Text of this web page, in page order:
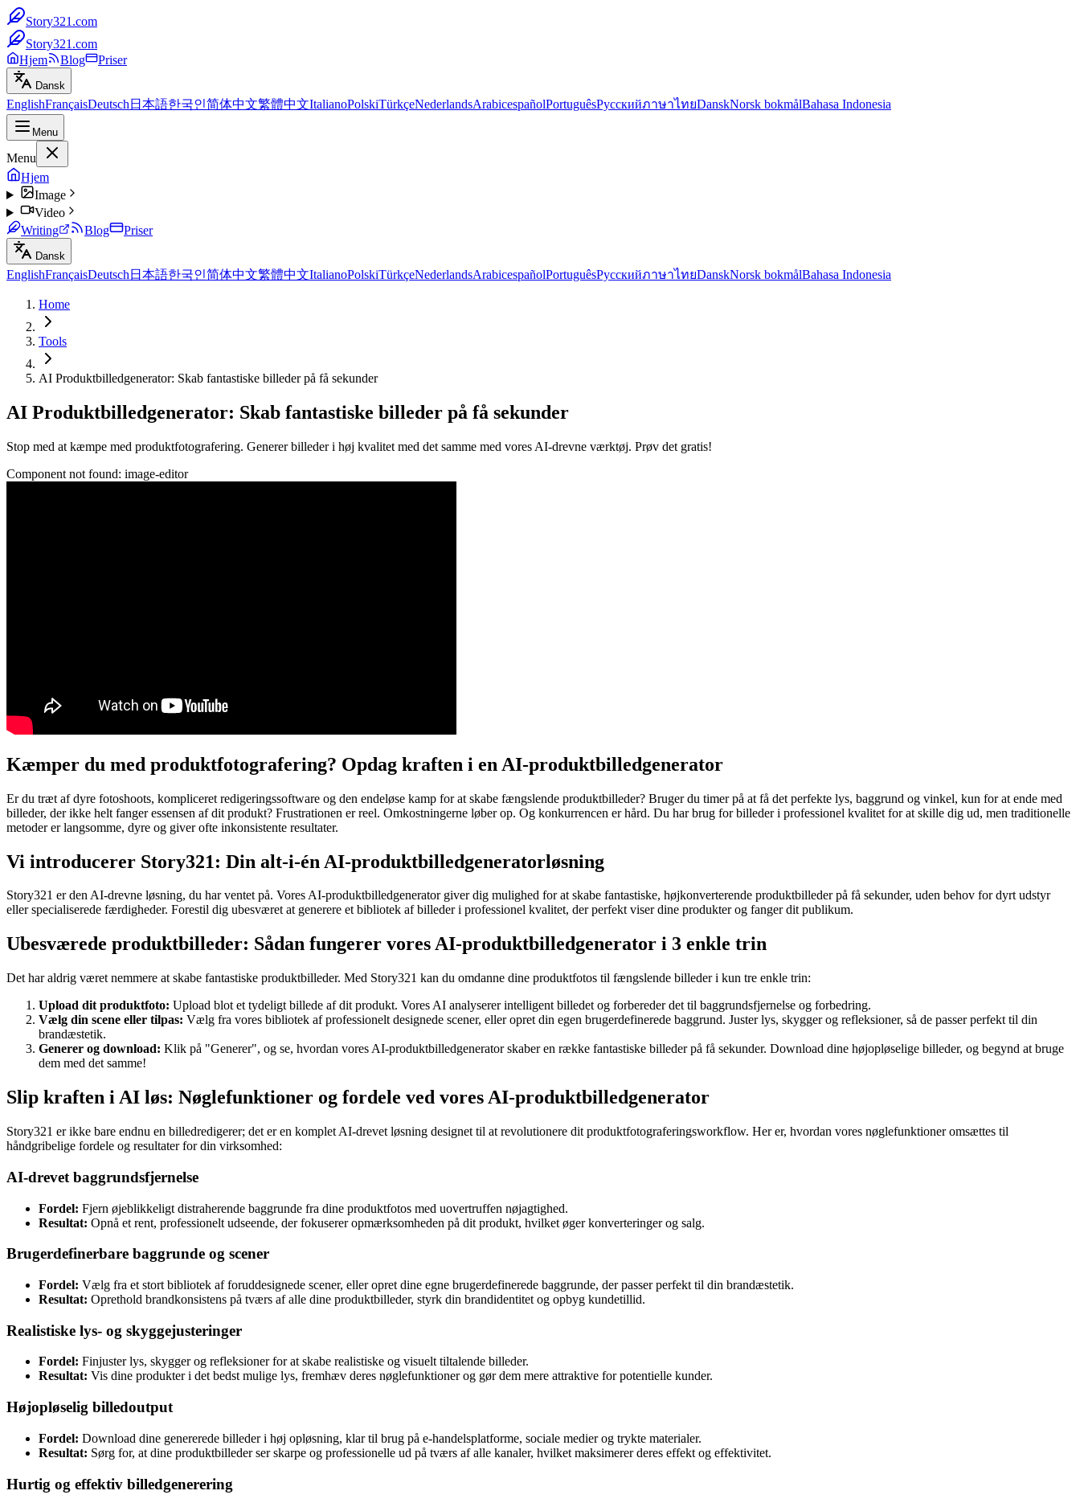
Story321.com
Story321.com
Hjem
Blog Priser
Dansk
EnglishFrançaisDeutsch 日本語한국인简体中文繁體中文ItalianoPolskiTürkçeNederlandsArabicespañolPortuguêsРусскийภาษาไทยDanskNorsk bokmålBahasa Indonesia
Menu
Menu
Hjem
Image
Video
Writing
Blog Priser
Dansk
EnglishFrançaisDeutsch 日本語한국인简体中文繁體中文ItalianoPolskiTürkçeNederlandsArabicespañolPortuguêsРусскийภาษาไทยDanskNorsk bokmålBahasa Indonesia
Home
Tools
AI Produktbilledgenerator: Skab fantastiske billeder på få sekunder
AI Produktbilledgenerator: Skab fantastiske billeder på få sekunder
Stop med at kæmpe med produktfotografering. Generer billeder i høj kvalitet med det samme med vores AI-drevne værktøj. Prøv det gratis!
Component not found: image-editor
Kæmper du med produktfotografering? Opdag kraften i en AI-produktbilledgenerator
Er du træt af dyre fotoshoots, kompliceret redigeringssoftware og den endeløse kamp for at skabe fængslende produktbilleder? Bruger du timer på at få det perfekte lys, baggrund og vinkel, kun for at ende med
billeder, der ikke helt fanger essensen af dit produkt? Frustrationen er reel. Omkostningerne løber op. Og konkurrencen er hård. Du har brug for billeder i professionel kvalitet for at skille dig ud, men traditionelle
metoder er langsomme, dyre og giver ofte inkonsistente resultater.
Vi introducerer Story321: Din alt-i-én AI-produktbilledgeneratorløsning
Story321 er den AI-drevne løsning, du har ventet på. Vores AI-produktbilledgenerator giver dig mulighed for at skabe fantastiske, højkonverterende produktbilleder på få sekunder, uden behov for dyrt udstyr
eller specialiserede færdigheder. Forestil dig ubesværet at generere et bibliotek af billeder i professionel kvalitet, der perfekt viser dine produkter og fanger dit publikum.
Ubesværede produktbilleder: Sådan fungerer vores AI-produktbilledgenerator i 3 enkle trin
Det har aldrig været nemmere at skabe fantastiske produktbilleder. Med Story321 kan du omdanne dine produktfotos til fængslende billeder i kun tre enkle trin:
Upload dit produktfoto: Upload blot et tydeligt billede af dit produkt. Vores AI analyserer intelligent billedet og forbereder det til baggrundsfjernelse og forbedring.
Vælg din scene eller tilpas: Vælg fra vores bibliotek af professionelt designede scener, eller opret din egen brugerdefinerede baggrund. Juster lys, skygger og refleksioner, så de passer perfekt til din
brandæstetik.
Generer og download: Klik på "Generer", og se, hvordan vores AI-produktbilledgenerator skaber en række fantastiske billeder på få sekunder. Download dine højopløselige billeder, og begynd at bruge
dem med det samme!
Slip kraften i AI løs: Nøglefunktioner og fordele ved vores AI-produktbilledgenerator
Story321 er ikke bare endnu en billedredigerer; det er en komplet AI-drevet løsning designet til at revolutionere dit produktfotograferingsworkflow. Her er, hvordan vores nøglefunktioner omsættes til
håndgribelige fordele og resultater for din virksomhed:
AI-drevet baggrundsfjernelse
Fordel: Fjern øjeblikkeligt distraherende baggrunde fra dine produktfotos med uovertruffen nøjagtighed.
Resultat: Opnå et rent, professionelt udseende, der fokuserer opmærksomheden på dit produkt, hvilket øger konverteringer og salg.
Brugerdefinerbare baggrunde og scener
Fordel: Vælg fra et stort bibliotek af foruddesignede scener, eller opret dine egne brugerdefinerede baggrunde, der passer perfekt til din brandæstetik.
Resultat: Oprethold brandkonsistens på tværs af alle dine produktbilleder, styrk din brandidentitet og opbyg kundetillid.
Realistiske lys- og skyggejusteringer
Fordel: Finjuster lys, skygger og refleksioner for at skabe realistiske og visuelt tiltalende billeder.
Resultat: Vis dine produkter i det bedst mulige lys, fremhæv deres nøglefunktioner og gør dem mere attraktive for potentielle kunder.
Højopløselig billedoutput
Fordel: Download dine genererede billeder i høj opløsning, klar til brug på e-handelsplatforme, sociale medier og trykte materialer.
Resultat: Sørg for, at dine produktbilleder ser skarpe og professionelle ud på tværs af alle kanaler, hvilket maksimerer deres effekt og effektivitet.
Hurtig og effektiv billedgenerering